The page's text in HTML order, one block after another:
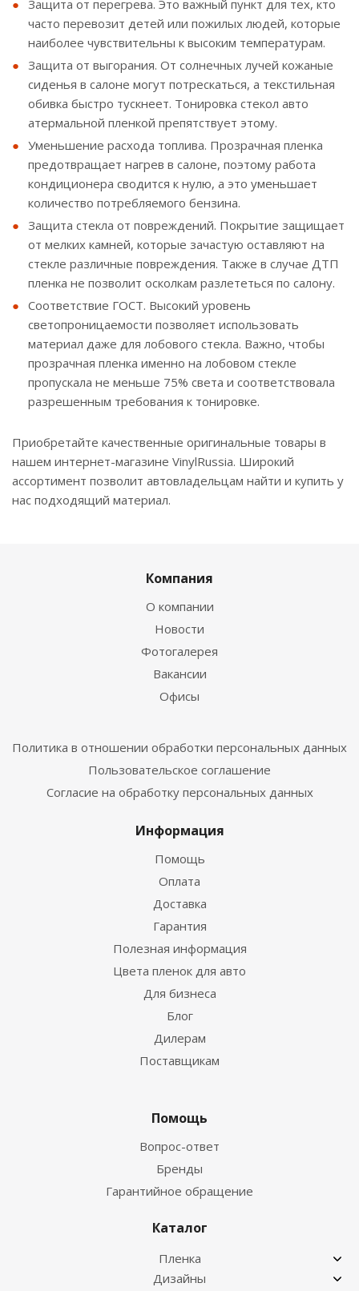
Защита от перегрева. Это важный пункт для тех, кто
часто перевозит детей или пожилых людей, которые
наиболее чувствительны к высоким температурам.
Защита от выгорания. От солнечных лучей кожаные
сиденья в салоне могут потрескаться, а текстильная
обивка быстро тускнеет. Тонировка стекол авто
атермальной пленкой препятствует этому.
Уменьшение расхода топлива. Прозрачная пленка
предотвращает нагрев в салоне, поэтому работа
кондиционера сводится к нулю, а это уменьшает
количество потребляемого бензина.
Защита стекла от повреждений. Покрытие защищает
от мелких камней, которые зачастую оставляют на
стекле различные повреждения. Также в случае ДТП
пленка не позволит осколкам разлететься по салону.
Соответствие ГОСТ. Высокий уровень
светопроницаемости позволяет использовать
материал даже для лобового стекла. Важно, чтобы
прозрачная пленка именно на лобовом стекле
пропускала не меньше 75% света и соответствовала
разрешенным требования к тонировке.
Приобретайте качественные оригинальные товары в
нашем интернет-магазине VinylRussia. Широкий
ассортимент позволит автовладельцам найти и купить у
нас подходящий материал.
Компания
О компании
Новости
Фотогалерея
Вакансии
Офисы
Политика в отношении обработки персональных данных
Пользовательское соглашение
Согласие на обработку персональных данных
Информация
Помощь
Оплата
Доставка
Гарантия
Полезная информация
Цвета пленок для авто
Для бизнеса
Блог
Дилерам
Поставщикам
Помощь
Вопрос-ответ
Бренды
Гарантийное обращение
Каталог
Пленка
Дизайны